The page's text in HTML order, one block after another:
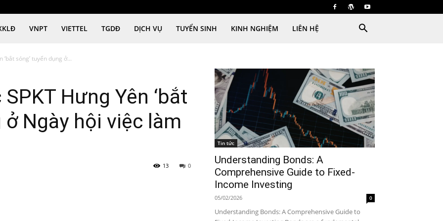
VNPT VIETTEL TGDĐ DỊCH VỤ TUYỂN SINH KINH NGHIỆM LIÊN HỆ
sóng’ tuyển dụng ở...
Hưng Yên ‘bắt
ở Ngày hội việc làm
0
13
Tin tức
Understanding Bonds: A
Comprehensive Guide to Fixed-
Income Investing
05/02/2026 0
Understanding Bonds: A Comprehensive Guide to